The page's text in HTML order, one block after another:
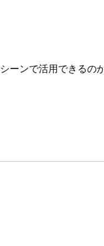
ンで活用できる